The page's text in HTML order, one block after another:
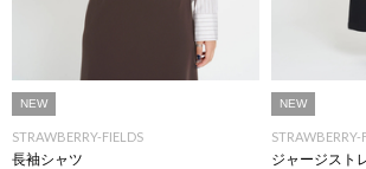
NEW
STRAWBERRY-FIELDS
長袖シャツ
NEW
STRAWBERRY-
ジャージスト